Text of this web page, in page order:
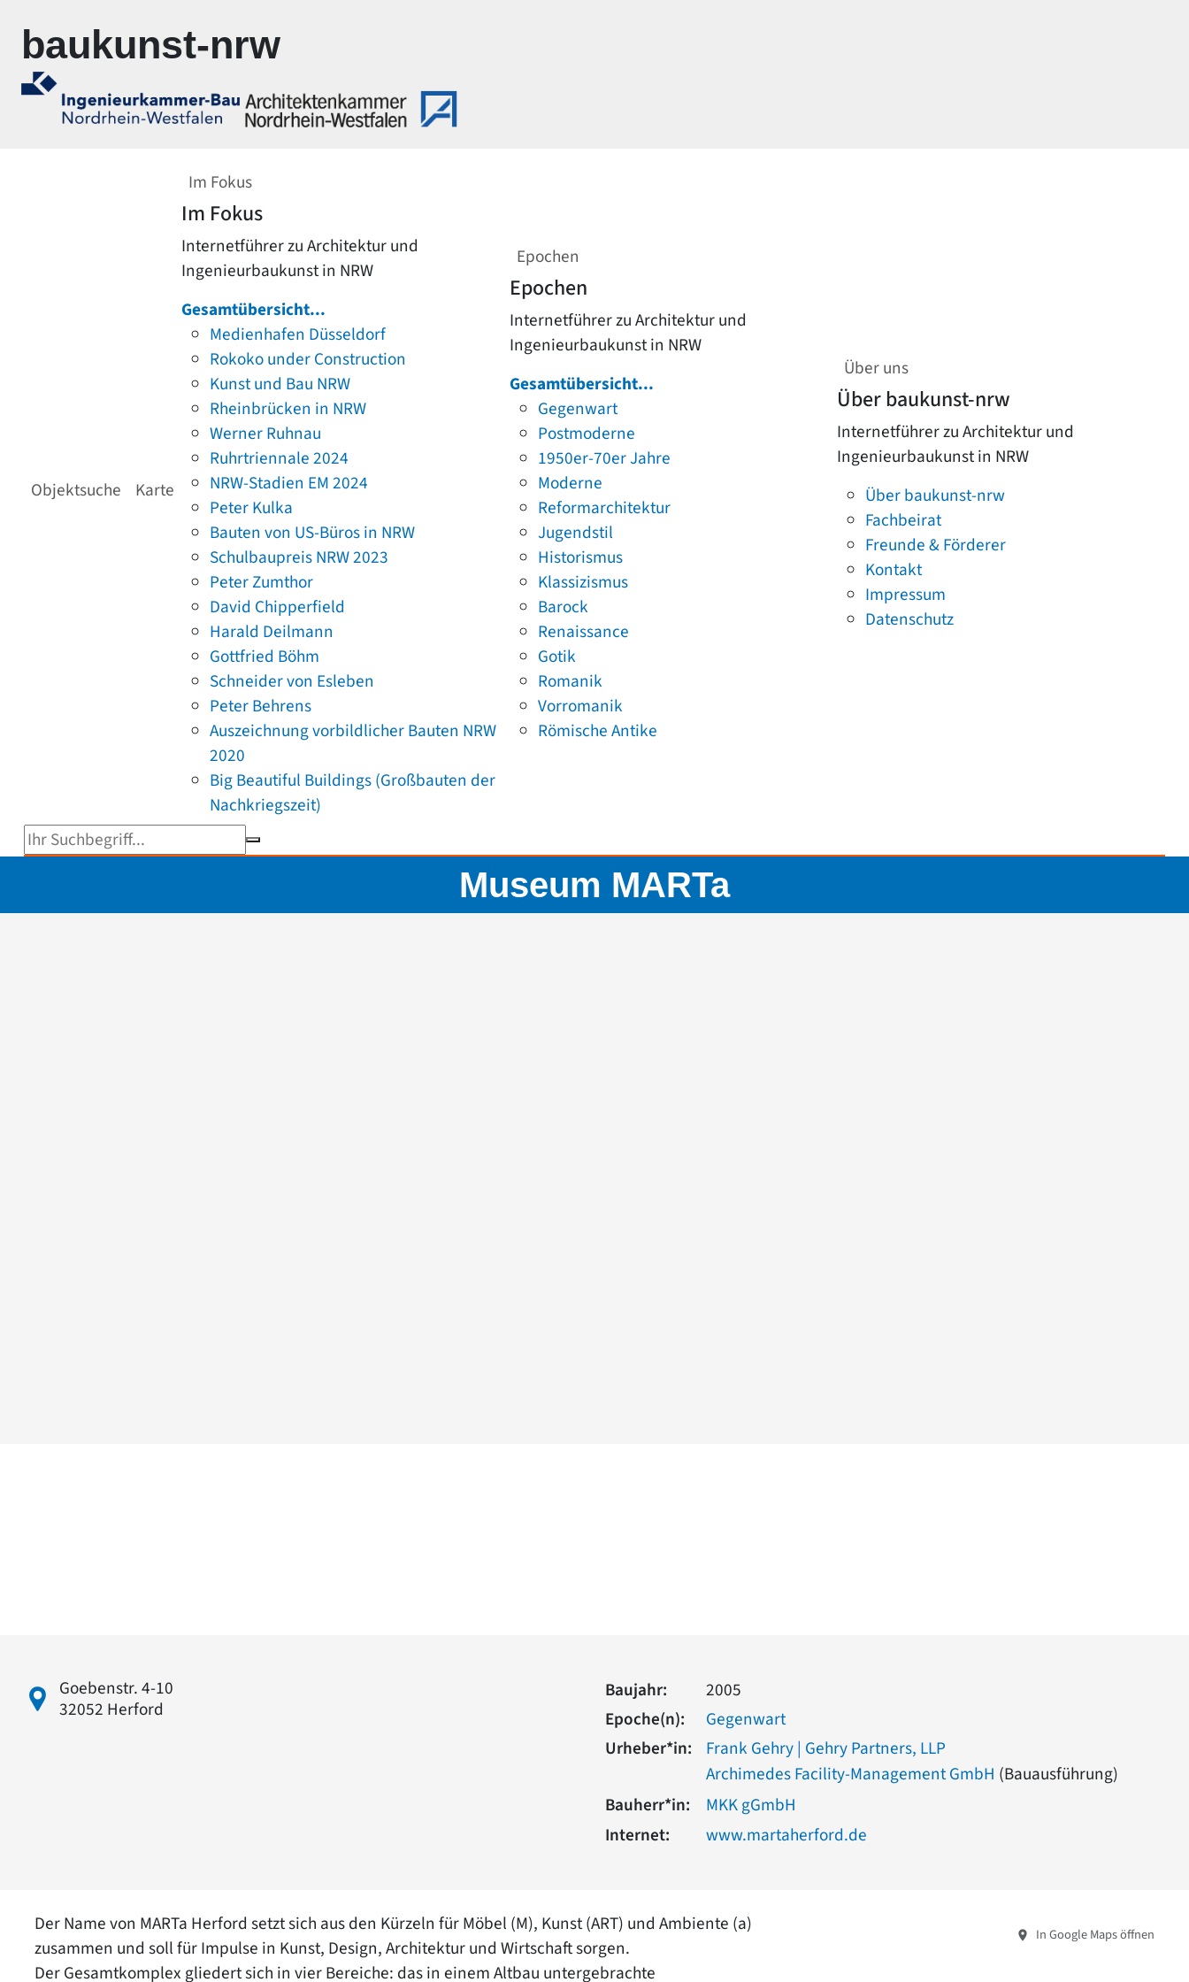
baukunst-nrw
Objektsuche Karte
Im Fokus
Im Fokus
Internetführer zu Architektur und
Ingenieurbaukunst in NRW
Gesamtübersicht...
Medienhafen Düsseldorf
Rokoko under Construction
Kunst und Bau NRW
Rheinbrücken in NRW
Werner Ruhnau
Ruhrtriennale 2024
NRW-Stadien EM 2024
Peter Kulka
Bauten von US-Büros in NRW
Schulbaupreis NRW 2023
Peter Zumthor
David Chipperfield
Harald Deilmann
Gottfried Böhm
Schneider von Esleben
Peter Behrens
Auszeichnung vorbildlicher Bauten NRW
2020
Big Beautiful Buildings (Großbauten der
Nachkriegszeit)
Epochen
Epochen
Internetführer zu Architektur und
Ingenieurbaukunst in NRW
Gesamtübersicht...
Gegenwart
Postmoderne
1950er-70er Jahre
Moderne
Reformarchitektur
Jugendstil
Historismus
Klassizismus
Barock
Renaissance
Gotik
Romanik
Vorromanik
Römische Antike
Über uns
Über baukunst-nrw
Internetführer zu Architektur und
Ingenieurbaukunst in NRW
Über baukunst-nrw
Fachbeirat
Freunde & Förderer
Kontakt
Impressum
Datenschutz
Suchbegriff eingeben
Museum MARTa
Goebenstr. 4-10
32052 Herford
Baujahr:
2005
Epoche(n):
Gegenwart
Urheber*in:
Frank Gehry | Gehry Partners, LLP
Archimedes Facility-Management GmbH (Bauausführung)
Bauherr*in:
MKK gGmbH
Internet:
www.martaherford.de
Der Name von MARTa Herford setzt sich aus den Kürzeln für Möbel (M), Kunst (ART) und Ambiente (a)
zusammen und soll für Impulse in Kunst, Design, Architektur und Wirtschaft sorgen.
Der Gesamtkomplex gliedert sich in vier Bereiche: das in einem Altbau untergebrachte
In Google Maps öffnen